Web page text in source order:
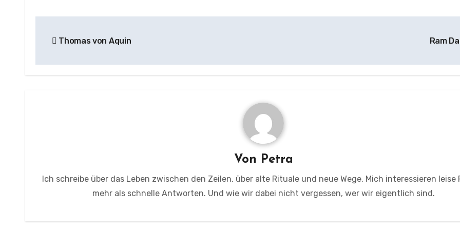
Thomas von Aquin Ram
Von Petra
Ich schreibe über das Leben zwischen den Zeilen, über alte Rituale und neue Wege. Mich interessieren leise
mehr als schnelle Antworten. Und wie wir dabei nicht vergessen, wer wir eigentlich sind.